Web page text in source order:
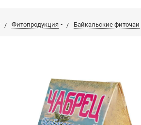
Фитопродукция Байкальские фиточаи